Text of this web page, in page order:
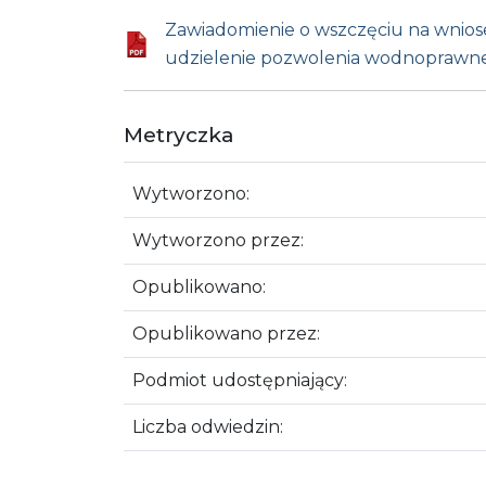
Zawiadomienie o wszczęciu na
udzielenie pozwolenia
Metryczka
Wytworzono:
Wytworzono przez:
Opublikowano:
Opublikowano przez:
Podmiot udostępniający:
Liczba odwiedzin: